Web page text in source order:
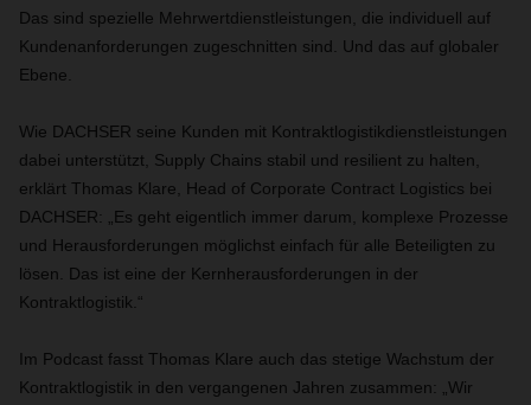
Das sind spezielle Mehrwertdienstleistungen, die individuell auf
Kundenanforderungen zugeschnitten sind. Und das auf globaler
Ebene.
Wie DACHSER seine Kunden mit Kontraktlogistikdienstleistungen
dabei unterstützt,
Supply Chains stabil und resilient zu halten
erklärt Thomas Klare, Head of Corporate Contract Logistics bei
DACHSER: „Es geht eigentlich immer darum, komplexe Prozesse
und Herausforderungen möglichst einfach für alle Beteiligten zu
lösen. Das ist eine der Kernherausforderungen in der
Kontraktlogistik.“
Im Podcast fasst Thomas Klare auch das stetige Wachstum der
Kontraktlogistik in den vergangenen Jahren zusammen: „Wir